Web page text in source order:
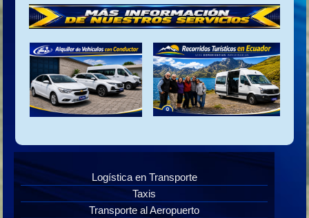
Logística en Transporte
Taxis
Transporte al Aeropuerto